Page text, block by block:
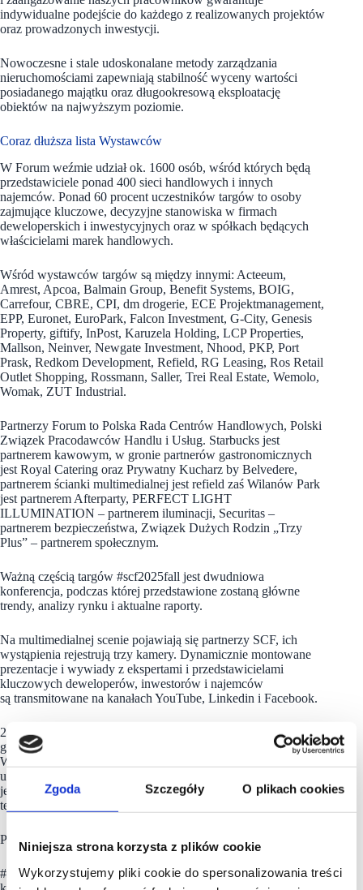
Zgoda Szczegóły O plikach cookies
Niniejsza strona korzysta z plików cookie
Wykorzystujemy pliki cookie do spersonalizowania treści
indywidualne podejście do każdego z realizowanych projektów
oraz prowadzonych inwestycji.
Nowoczesne i stale udoskonalane metody zarządzania
nieruchomościami zapewniają stabilność wyceny wartości
posiadanego majątku oraz długookresową eksploatację
obiektów na najwyższym poziomie.
Coraz dłuższa lista Wystawców
W Forum weźmie udział ok. 1600 osób, wśród których będą
przedstawiciele ponad 400 sieci handlowych i innych
najemców. Ponad 60 procent uczestników targów to osoby
zajmujące kluczowe, decyzyjne stanowiska w firmach
deweloperskich i inwestycyjnych oraz w spółkach będących
właścicielami marek handlowych.
Wśród wystawców targów są między innymi: Acteeum,
Amrest, Apcoa, Balmain Group, Benefit Systems, BOIG,
Carrefour, CBRE, CPI, dm drogerie, ECE Projektmanagement,
EPP, Euronet, EuroPark, Falcon Investment, G-City, Genesis
Property, giftify, InPost, Karuzela Holding, LCP Properties,
Mallson, Neinver, Newgate Investment, Nhood, PKP, Port
Prask, Redkom Development, Refield, RG Leasing, Ros Retail
Outlet Shopping, Rossmann, Saller, Trei Real Estate, Wemolo,
Womak, ZUT Industrial.
Partnerzy Forum to Polska Rada Centrów Handlowych, Polski
Związek Pracodawców Handlu i Usług. Starbucks jest
partnerem kawowym, w gronie partnerów gastronomicznych
jest Royal Catering oraz Prywatny Kucharz by Belvedere,
partnerem ścianki multimedialnej jest refield zaś Wilanów Park
jest partnerem Afterparty, PERFECT LIGHT
ILLUMINATION – partnerem iluminacji, Securitas –
partnerem bezpieczeństwa, Związek Dużych Rodzin „Trzy
Plus” – partnerem społecznym.
Ważną częścią targów #scf2025fall jest dwudniowa
konferencja, podczas której przedstawione zostaną główne
trendy, analizy rynku i aktualne raporty.
Na multimedialnej scenie pojawiają się partnerzy SCF, ich
wystąpienia rejestrują trzy kamery. Dynamicznie montowane
prezentacje i wywiady z ekspertami i przedstawicielami
kluczowych deweloperów, inwestorów i najemców
są transmitowane na kanałach YouTube, Linkedin i Facebook.
24 września 2025, godzina 19:00 – dokładnie wtedy pierwsi
goście wejdą do Klubu BANK na ulicy Mazowieckiej.
W Afterparty, kończącym pierwszy dzień #scf2025fall, wezmą
udział posiadacze kart wstępu VIP. Jednak lista uczestników
jest ograniczona do 300 osób. Dlatego decydować będzie
termin zakupu karty wstępu.
Partnerem Afterparty jest Wilanów Park .
#scf2025fall wyróżnia także strefa Meeting Point,